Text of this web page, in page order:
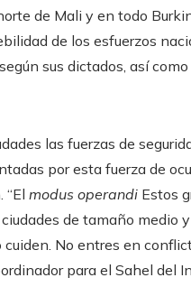
de Mali y en todo
de los esfuerzos
sus dictados, así
las fuerzas de
por esta fuerza de
“El modus operandi Estos
de tamaño
No entres en
para el Sahel del